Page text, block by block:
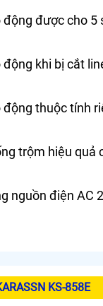
động được cho 5
động khi bị cắt
động thuộc tính
trộm hiệu quả
nguồn điện AC
KS-858E